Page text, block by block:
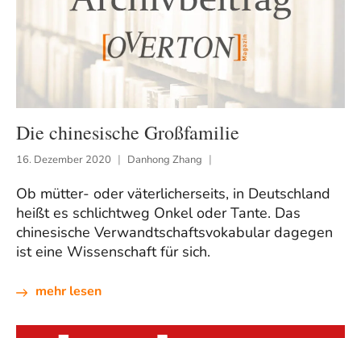
Die chinesische Großfamilie
16. Dezember 2020 Danhong Zhang
Ob mütter- oder väterlicherseits, in Deutschland
heißt es schlichtweg Onkel oder Tante. Das
chinesische Verwandtschaftsvokabular dagegen
ist eine Wissenschaft für sich.
mehr lesen